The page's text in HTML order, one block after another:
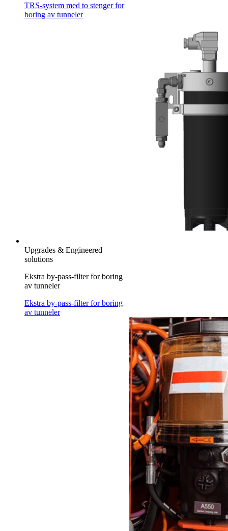
TRS-system med to stenger for
boring av tunneler
Upgrades & Engineered
solutions
Ekstra by-pass-filter for boring
av tunneler
Ekstra by-pass-filter for boring
av tunneler